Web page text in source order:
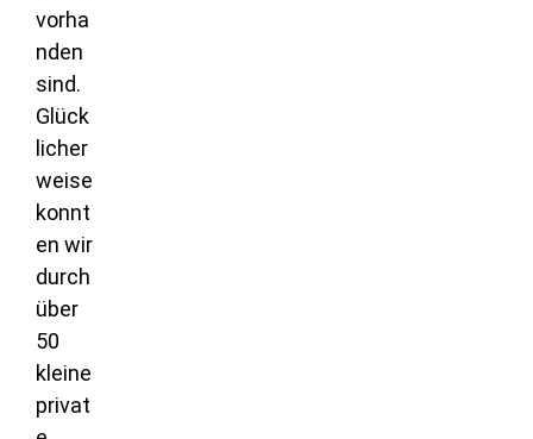
vorha
nden
sind.
Glück
licher
weise
konnt
en wir
durch
über
50
kleine
privat